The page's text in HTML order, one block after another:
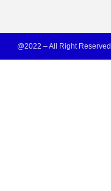
@2022 – All Right